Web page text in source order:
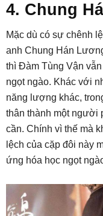
4. Chung
Mặc dù có sự chênh
anh Chung Hán
thì Đàm Tùng Vận
ngọt ngào. Khác với
năng lượng khác,
thân thành một người
cần. Chính vì thế mà
lệch của cặp đôi này
ứng hóa học ngọt